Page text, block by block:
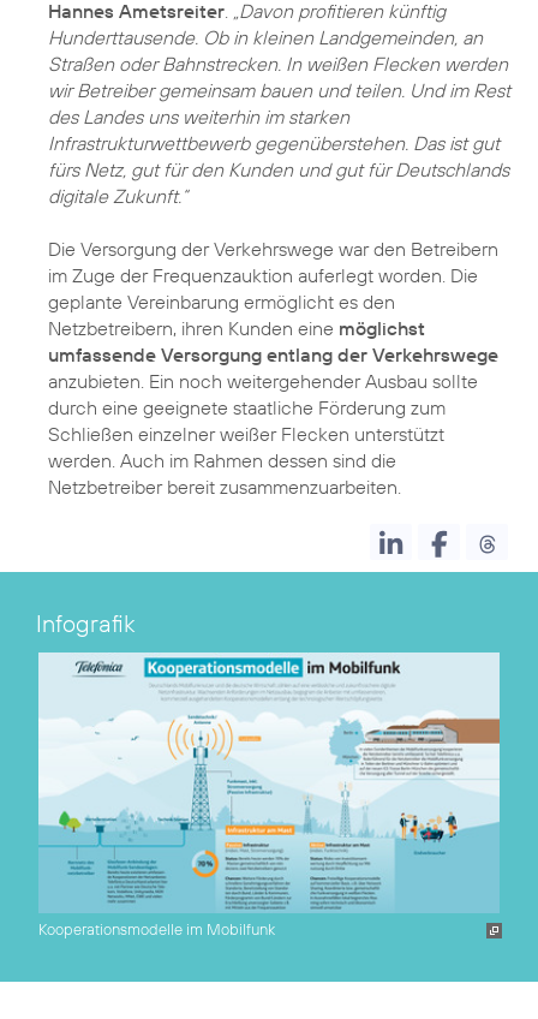
Hannes Ametsreiter. „Davon profitieren künftig
Hunderttausende. Ob in kleinen Landgemeinden, an
Straßen oder Bahnstrecken. In weißen Flecken werden
wir Betreiber gemeinsam bauen und teilen. Und im Rest
des Landes uns weiterhin im starken
Infrastrukturwettbewerb gegenüberstehen. Das ist gut
fürs Netz, gut für den Kunden und gut für Deutschlands
digitale Zukunft.“
Die Versorgung der Verkehrswege war den Betreibern
im Zuge der Frequenzauktion auferlegt worden. Die
geplante Vereinbarung ermöglicht es den
Netzbetreibern, ihren Kunden eine möglichst
umfassende Versorgung entlang der Verkehrswege
anzubieten. Ein noch weitergehender Ausbau sollte
durch eine geeignete staatliche Förderung zum
Schließen einzelner weißer Flecken unterstützt
werden. Auch im Rahmen dessen sind die
Netzbetreiber bereit zusammenzuarbeiten.
Infografik
Kooperationsmodelle im Mobilfunk